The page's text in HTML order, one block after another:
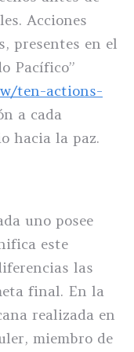
Acciones
presentes en el
Pacífico”
ten-actions-
a cada
hacia la paz.
uno posee
este
las
final. En la
realizada en
miembro de